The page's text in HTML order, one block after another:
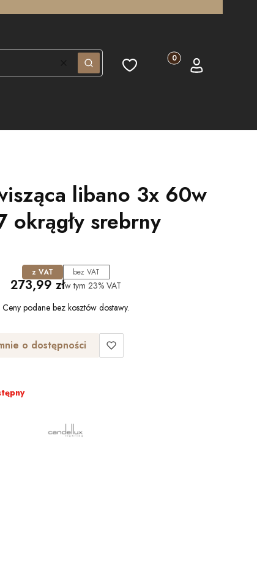
WyczyśćSzukaj Ulubione Produkty w koszyku:
Koszyk Zaloguj się
libano 3x 60w
okrągły srebrny
z VAT bez VAT
Cena
273,99 złw tym 23% VAT
Ceny podane bez kosztów dostawy.
o dostępności